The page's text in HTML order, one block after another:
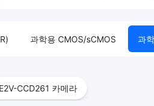
과학용 CMOS/sCMOS 과
E2V-CCD261 카메라